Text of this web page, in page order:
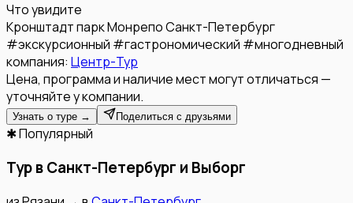
Что увидите
Кронштадтпарк МонрепоСанкт-Петербург
#экскурсионный #гастрономический #многодневный
компания: Центр-Тур
Цена, программа и наличие мест могут отличаться —
уточняйте у компании.
Узнать о туре → Поделиться с друзьями
✱ Популярный
Тур в Санкт-Петербург и Выборг